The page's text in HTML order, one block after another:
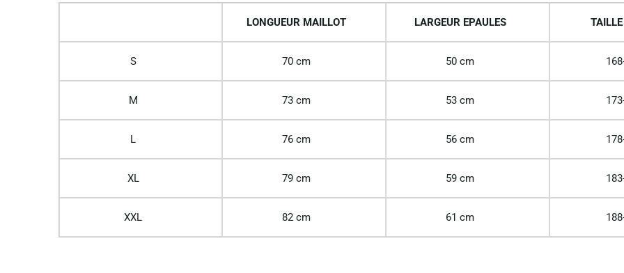
LONGUEUR MAILLOT LARGEUR EPAULES
S 70 cm 50 cm
M 73 cm 53 cm
L 76 cm 56 cm
XL 79 cm 59 cm
XXL 82 cm 61 cm